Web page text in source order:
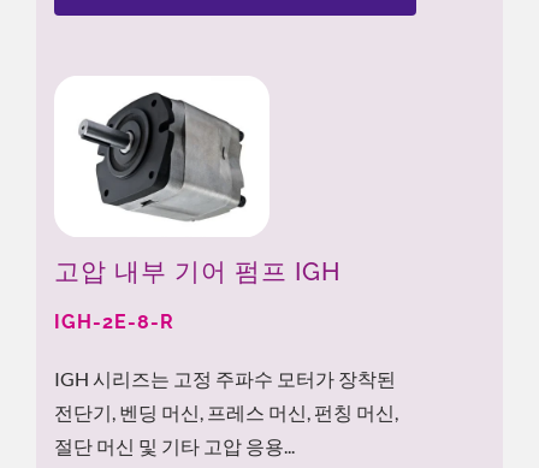
고압 내부 기어 펌프 IGH
IGH-2E-8-R
IGH 시리즈는 고정 주파수 모터가 장착된
전단기, 벤딩 머신, 프레스 머신, 펀칭 머신,
절단 머신 및 기타 고압 응용...